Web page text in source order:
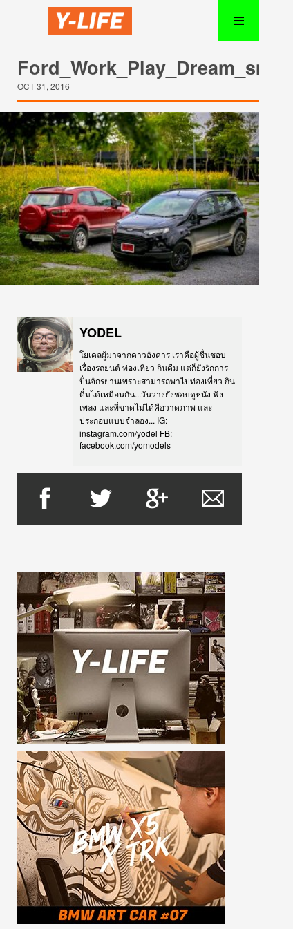
Ford_Work_Play_Dream_sm15
OCT 31, 2016
YODEL
โยเดลผู้มาจากดาวอังคาร เราคือผู้ชื่นชอบ
เรื่องรถยนต์ ท่องเที่ยว กินดื่ม แต่ก็ยังรักการ
ปั่นจักรยานเพราะสามารถพาไปท่องเที่ยว กิน
ดื่มได้เหมือนกัน...วันว่างยังชอบดูหนัง ฟัง
เพลง และที่ขาดไม่ได้คือวาดภาพ และ
ประกอบแบบจำลอง... IG:
instagram.com/yodel FB:
facebook.com/yomodels